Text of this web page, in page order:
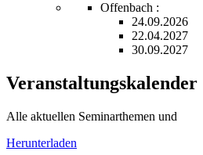
Offenbach :
24.09.2026
22.04.2027
30.09.2027
Veranstaltungskalender
Alle aktuellen Seminarthemen und
Herunterladen